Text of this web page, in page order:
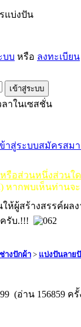
บบ หรือ ลงทะเบียน
ลาในเซสชั่น
ข้าสู่ระบบสมัครสม
หรือส่วนหนึ่งส่วนใ
หากพบเห็นท่านจ
ห้ผู้สร้างสรรค์ผล
รับ.!!!
ช่างปักผ้า > แบ่งปันลาย
(อ่าน 156859 ครั้